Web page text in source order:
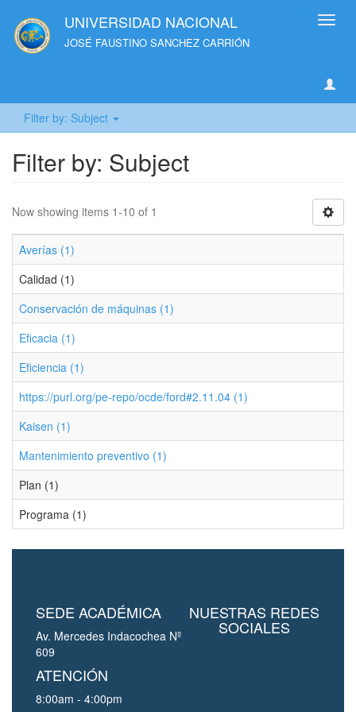
UNIVERSIDAD NACIONAL
JOSÉ FAUSTINO SANCHEZ CARRIÓN
Filter by: Subject
Filter by: Subject
Now showing items 1-10 of 1
Averías (1)
Calidad (1)
Conservación de máquinas (1)
Eficacia (1)
Eficiencia (1)
https://purl.org/pe-repo/ocde/ford#2.11.04 (1)
Kaisen (1)
Mantenimiento preventivo (1)
Plan (1)
Programa (1)
SEDE ACADÉMICA
Av. Mercedes Indacochea Nº
609
ATENCIÓN
8:00am - 4:00pm
NUESTRAS REDES
SOCIALES